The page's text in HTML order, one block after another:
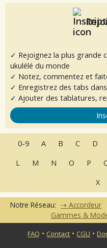
✓ Rejoignez la plus grande
ukulélé du monde
✓ Notez, commentez et
✓ Enregistrez des tabs
✓ Ajouter des tablatures,
0-9 A B C D
L
M N O P
X
Notre Réseau: Accordeur
Gammes &
FAQ • Contact • CGU •